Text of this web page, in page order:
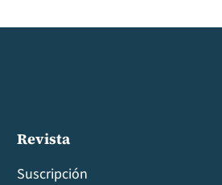
Revista
Suscripción